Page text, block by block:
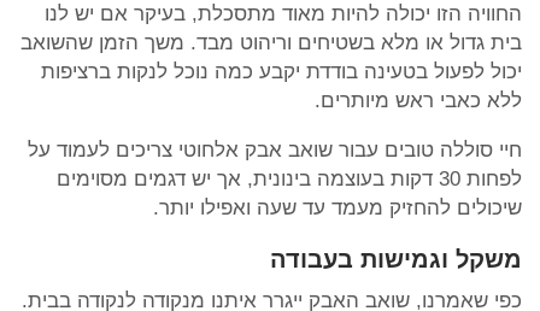
החוויה הזו יכולה להיות מאוד מתסכלת, בעיקר אם יש לנו
בית גדול או מלא בשטיחים וריהוט מבד. משך הזמן שהשואב
יכול לפעול בטעינה בודדת יקבע כמה נוכל לנקות ברציפות
ללא כאבי ראש מיותרים.
חיי סוללה טובים עבור שואב אבק אלחוטי צריכים לעמוד על
לפחות 30 דקות בעוצמה בינונית, אך יש דגמים מסוימים
שיכולים להחזיק מעמד עד שעה ואפילו יותר.
משקל וגמישות בעבודה
כפי שאמרנו, שואב האבק ייגרר איתנו מנקודה לנקודה בבית.